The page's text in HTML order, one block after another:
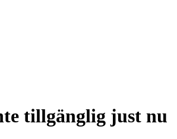
tillgänglig just nu